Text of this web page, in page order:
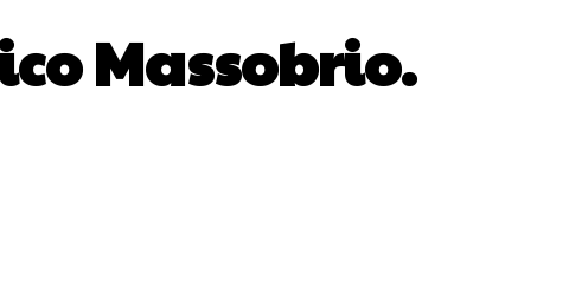
Massobrio.